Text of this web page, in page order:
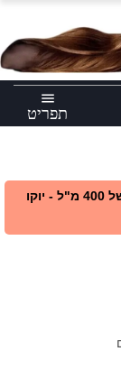
menu
תפריט
החלקה יפנית להחלקת שיער לצמיתות 2 יחידות של 400 מ"ל - יוקו